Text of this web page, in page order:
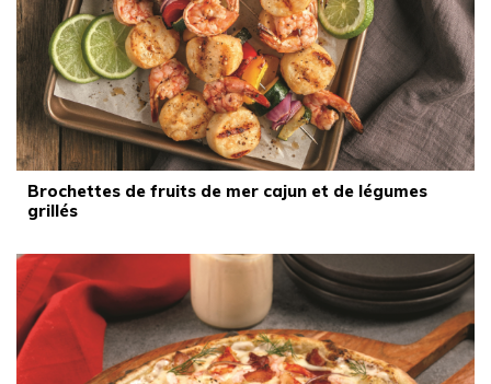
Brochettes de fruits de mer cajun et de légumes
grillés